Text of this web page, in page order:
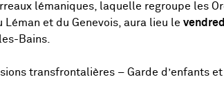
lémaniques, laquelle regroupe les
Léman et du Genevois, aura lieu le
Bains.
transfrontalières – Garde d’enfants